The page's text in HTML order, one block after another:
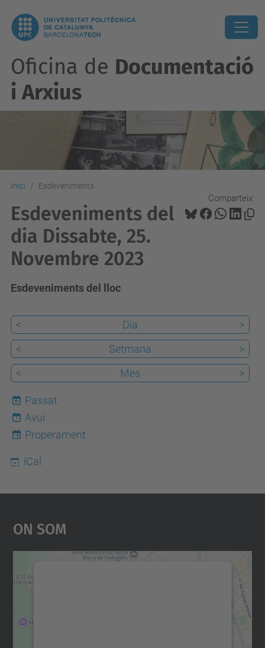
Oficina de Documentació
i Arxius
Inici Esdeveniments
Comparteix:
Esdeveniments del
dia Dissabte, 25.
Novembre 2023
Esdeveniments del lloc
< Dia
>
<
Setmana
>
<
Mes >
Passat
7
Avui
Properament
iCal
On Som